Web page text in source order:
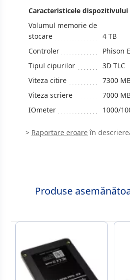
Caracteristicele dispozitivului
Volumul memorie de
stocare
4 TB
Controler
Phison
Tipul cipurilor
3D TLC
Viteza citire
7300
Viteza scriere
7000
IOmeter
1000/
> Raportare eroareîn
Produse